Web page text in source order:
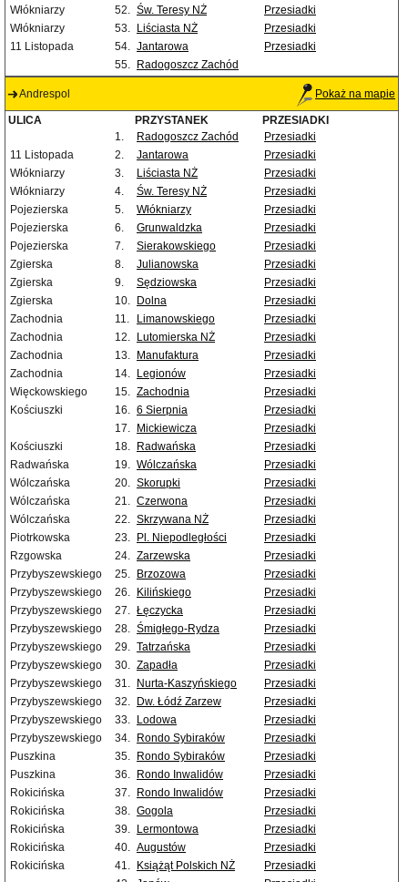
Włókniarzy
52. Św. Teresy NŻ
Przesiadki
Włókniarzy
53. Liściasta NŻ
Przesiadki
11 Listopada
54. Jantarowa
Przesiadki
55.
Radogoszcz Zachód
Andrespol Pokaż na mapie
ULICA PRZYSTANEK
PRZESIADKI
1.
Radogoszcz Zachód
Przesiadki
11 Listopada
2. Jantarowa
Przesiadki
Włókniarzy
3. Liściasta NŻ
Przesiadki
Włókniarzy
4. Św. Teresy NŻ
Przesiadki
Pojezierska
5. Włókniarzy
Przesiadki
Pojezierska
6. Grunwaldzka
Przesiadki
Pojezierska
7. Sierakowskiego
Przesiadki
Zgierska
8. Julianowska
Przesiadki
Zgierska
9. Sędziowska
Przesiadki
Zgierska
10. Dolna
Przesiadki
Zachodnia
11. Limanowskiego
Przesiadki
Zachodnia
12. Lutomierska NŻ
Przesiadki
Zachodnia
13. Manufaktura
Przesiadki
Zachodnia
14. Legionów
Przesiadki
Więckowskiego
15. Zachodnia
Przesiadki
Kościuszki
16. 6 Sierpnia
Przesiadki
17.
Mickiewicza
Przesiadki
Kościuszki
18. Radwańska
Przesiadki
Radwańska
19. Wólczańska
Przesiadki
Wólczańska
20. Skorupki
Przesiadki
Wólczańska
21. Czerwona
Przesiadki
Wólczańska
22. Skrzywana NŻ
Przesiadki
Piotrkowska
23. Pl. Niepodległości
Przesiadki
Rzgowska
24. Zarzewska
Przesiadki
Przybyszewskiego
25. Brzozowa
Przesiadki
Przybyszewskiego
26. Kilińskiego
Przesiadki
Przybyszewskiego
27. Łęczycka
Przesiadki
Przybyszewskiego
28. Śmigłego-Rydza
Przesiadki
Przybyszewskiego
29. Tatrzańska
Przesiadki
Przybyszewskiego
30. Zapadła
Przesiadki
Przybyszewskiego
31. Nurta-Kaszyńskiego
Przesiadki
Przybyszewskiego
32. Dw. Łódź Zarzew
Przesiadki
Przybyszewskiego
33. Lodowa
Przesiadki
Przybyszewskiego
34. Rondo Sybiraków
Przesiadki
Puszkina
35. Rondo Sybiraków
Przesiadki
Puszkina
36. Rondo Inwalidów
Przesiadki
Rokicińska
37. Rondo Inwalidów
Przesiadki
Rokicińska
38. Gogola
Przesiadki
Rokicińska
39. Lermontowa
Przesiadki
Rokicińska
40. Augustów
Przesiadki
Rokicińska
41. Książąt Polskich NŻ
Przesiadki